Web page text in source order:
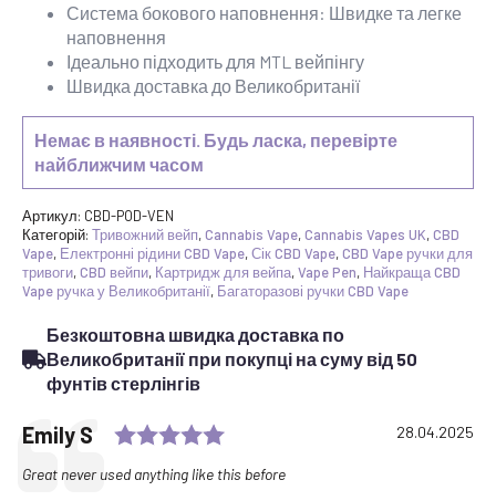
Система бокового наповнення: Швидке та легке
наповнення
Ідеально підходить для MTL вейпінгу
Швидка доставка до Великобританії
Немає в наявності. Будь ласка, перевірте
найближчим часом
Артикул: CBD-POD-VEN
Категорій: Тривожний вейп,Cannabis Vape,Cannabis Vapes UK,CBD
Vape, Електронні рідини CBD Vape,Сік CBD Vape,CBD Vape ручки для
тривоги,CBD вейпи, Картридж для вейпа,Vape Pen, Найкраща CBD
Vape ручка у Великобританії, Багаторазові ручки CBD Vape
Безкоштовна швидка доставка по
Великобританії при покупці на суму від 50
фунтів стерлінгів
Testimonial
Author:
Emily S Rating: 5.0 out of 5 stars
Date:
28.04.2025
Text:
Great never used anything like this before